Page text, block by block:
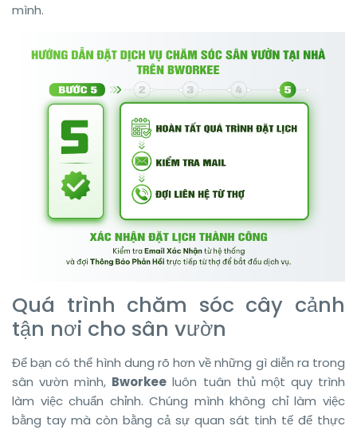
mình.
Quá trình chăm sóc cây cảnh
tận nơi cho sân vườn
Để bạn có thể hình dung rõ hơn về những gì diễn ra trong
sân vườn mình, Bworkee luôn tuân thủ một quy trình
làm việc chuẩn chỉnh. Chúng mình không chỉ làm việc
bằng tay mà còn bằng cả sự quan sát tinh tế để thực